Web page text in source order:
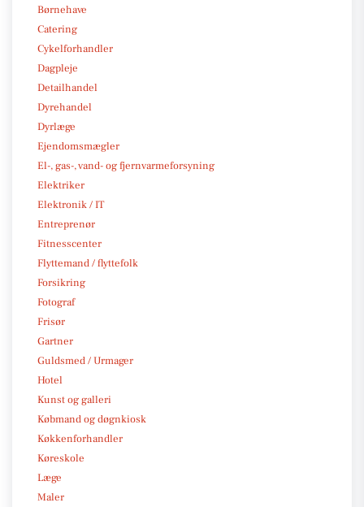
Børnehave
Catering
Cykelforhandler
Dagpleje
Detailhandel
Dyrehandel
Dyrlæge
Ejendomsmægler
El-, gas-, vand- og fjernvarmeforsyning
Elektriker
Elektronik / IT
Entreprenør
Fitnesscenter
Flyttemand / flyttefolk
Forsikring
Fotograf
Frisør
Gartner
Guldsmed / Urmager
Hotel
Kunst og galleri
Købmand og døgnkiosk
Køkkenforhandler
Køreskole
Læge
Maler